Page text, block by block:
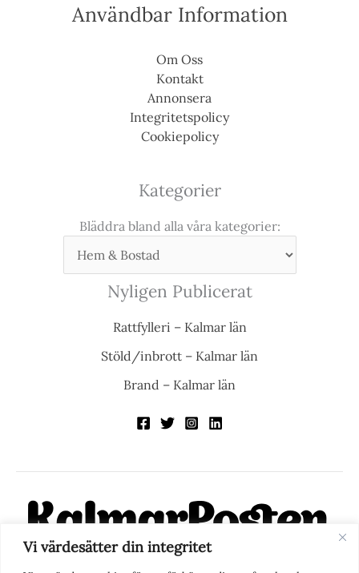
Vi värdesätter din integritet
Användbar Information
Om Oss
Kontakt
Annonsera
Integritetspolicy
Cookiepolicy
Kategorier
Bläddra bland alla våra kategorier:
Nyligen Publicerat
Rattfylleri – Kalmar län
Stöld/inbrott – Kalmar län
Brand – Kalmar län
KalmarPosten är en modern lokalnyhetstidning på nätet. Med